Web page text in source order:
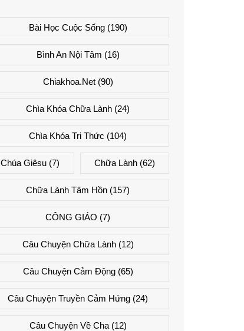
Bài Học Cuộc Sống(190)
Bình An Nội Tâm (16)
Chiakhoa.net(90)
Chìa Khóa Chữa Lành (24)
Chìa Khóa Tri Thức (104)
Chúa Giêsu (7) Chữa Lành(62)
Chữa Lành Tâm Hồn (157)
CÔNG GIÁO (7)
Câu Chuyện Chữa Lành(12)
Câu Chuyện Cảm Động(65)
Câu Chuyện Truyền Cảm Hứng (24)
Câu Chuyện Về Cha(12)